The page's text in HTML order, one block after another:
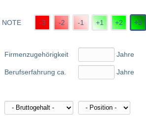
NOTE -3 -2 -1 +1 +2 +3
Firmenzugehörigkeit
Berufserfahrung ca.
Jahre
Jahre